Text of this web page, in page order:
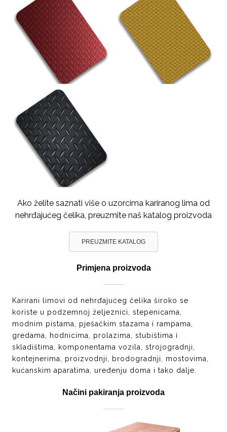
Ako želite saznati više o uzorcima kariranog lima od
nehrđajućeg čelika, preuzmite naš katalog proizvoda
PREUZMITE KATALOG
Primjena proizvoda
Karirani limovi od nehrđajućeg čelika široko se
koriste u podzemnoj željeznici, stepenicama,
modnim pistama, pješačkim stazama i rampama,
gredama, hodnicima, prolazima, stubištima i
skladištima, komponentama vozila, strojogradnji,
kontejnerima, proizvodnji, brodogradnji, mostovima,
kućanskim aparatima, uređenju doma i tako dalje.
Načini pakiranja proizvoda